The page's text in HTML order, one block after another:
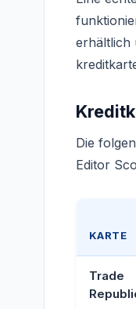
erhältlich
Die
Editor
KARTE
Trade